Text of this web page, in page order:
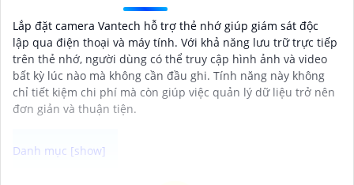
Lắp đặt camera Vantech hỗ trợ thẻ nhớ giúp giám sát độc
lập qua điện thoại và máy tính. Với khả năng lưu trữ trực tiếp
trên thẻ nhớ, người dùng có thể truy cập hình ảnh và video
bất kỳ lúc nào mà không cần đầu ghi. Tính năng này không
chỉ tiết kiệm chi phí mà còn giúp việc quản lý dữ liệu trở nên
đơn giản và thuận tiện.